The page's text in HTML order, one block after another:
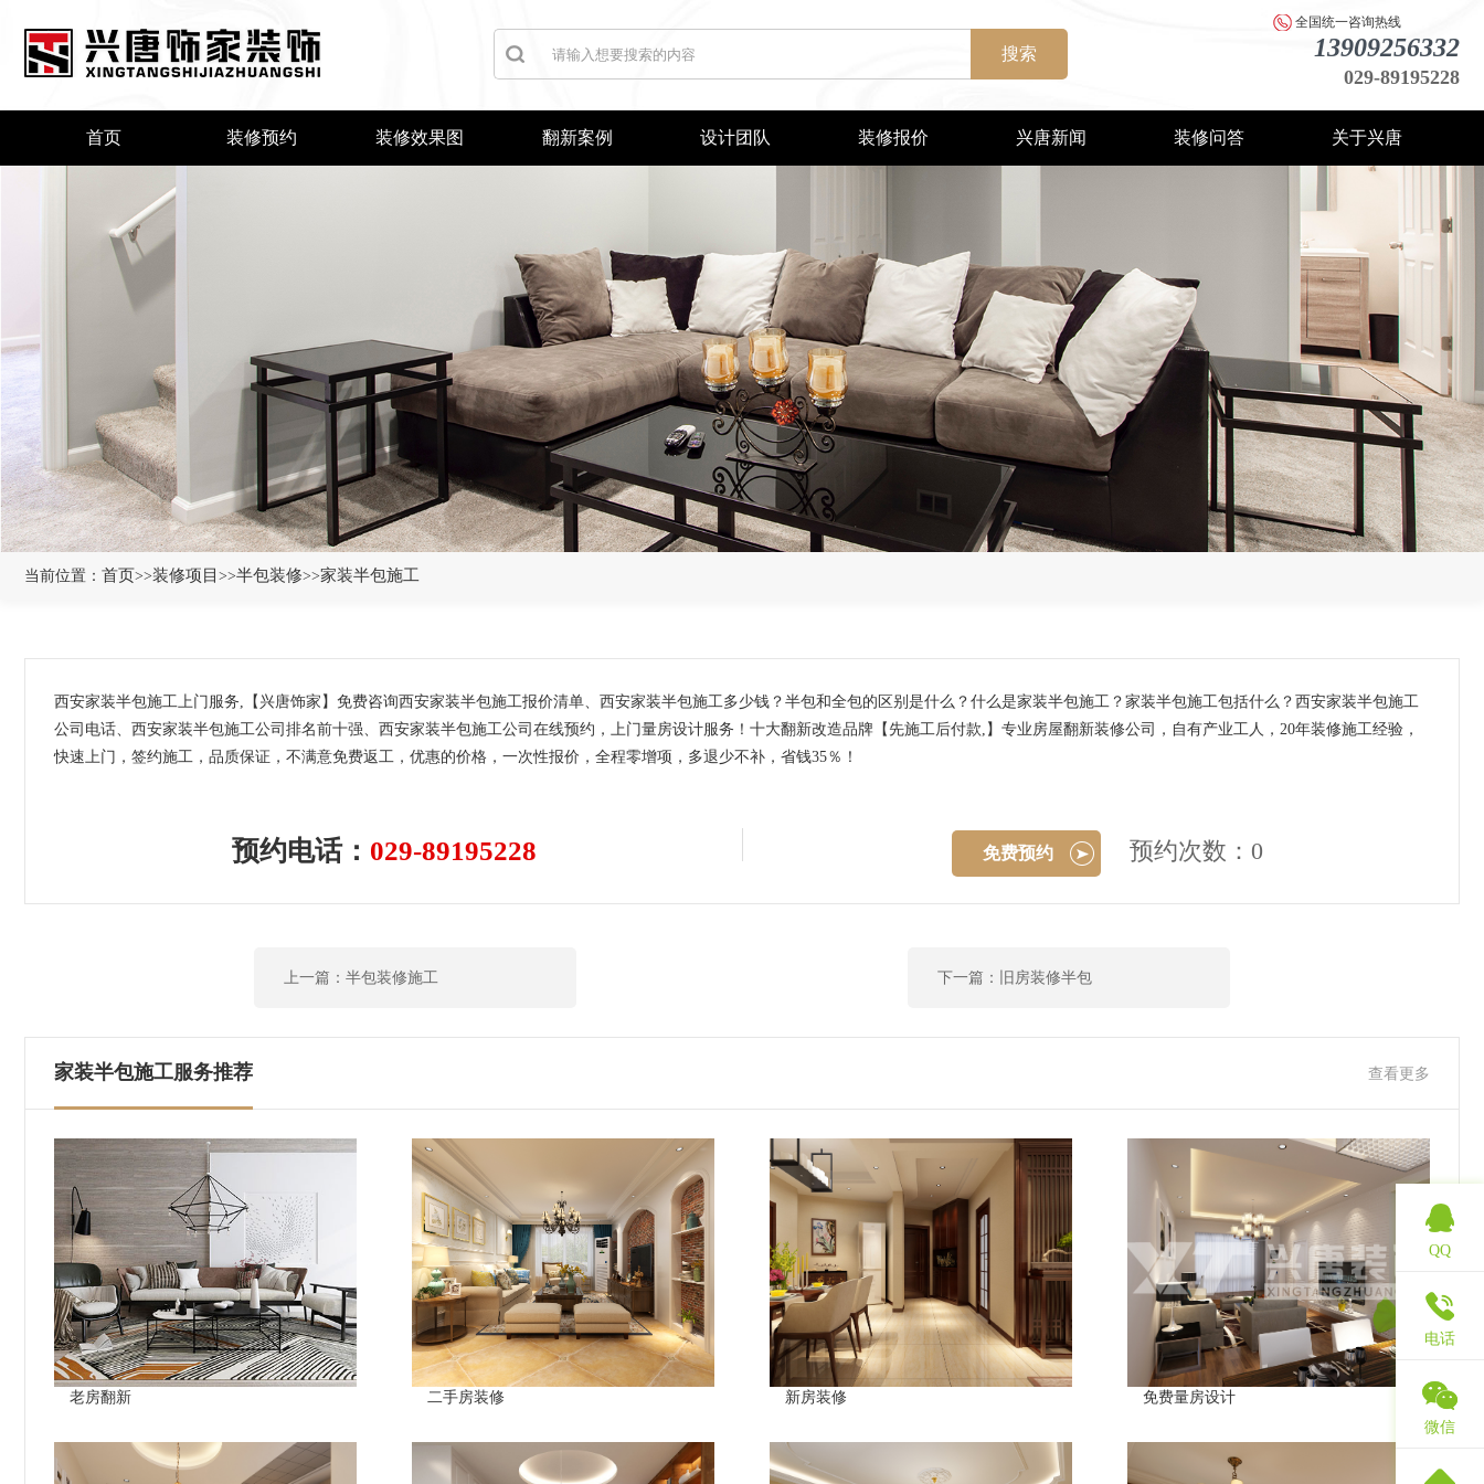
搜索
全国统一咨询热线
13909256332
029-89195228
首页 装修预约 装修效果图 翻新案例 设计团队 装修报价 兴唐新闻 装修问答 关于兴唐
当前位置： 首页>>装修项目 >>半包装修>>家装半包施工
西安家装半包施工上门服务,【兴唐饰家】免费咨询西安家装半包施工报价清单、西安家装半包施工多少钱？半包和全包的区别是什么？什么是家装半包施工？家装半包施工包括什么？西安家装半包施工
公司电话、西安家装半包施工公司排名前十强、西安家装半包施工公司在线预约，上门量房设计服务！十大翻新改造品牌【先施工后付款,】专业房屋翻新装修公司，自有产业工人，20年装修施工经验，
快速上门，签约施工，品质保证，不满意免费返工，优惠的价格，一次性报价，全程零增项，多退少不补，省钱35％！
预约电话： 029-89195228 免费预约 预约次数：0
上一篇：半包装修施工 下一篇：旧房装修半包
家装半包施工服务推荐 查看更多
老房翻新 二手房装修 新房装修 免费量房设计
QQ
电话
微信